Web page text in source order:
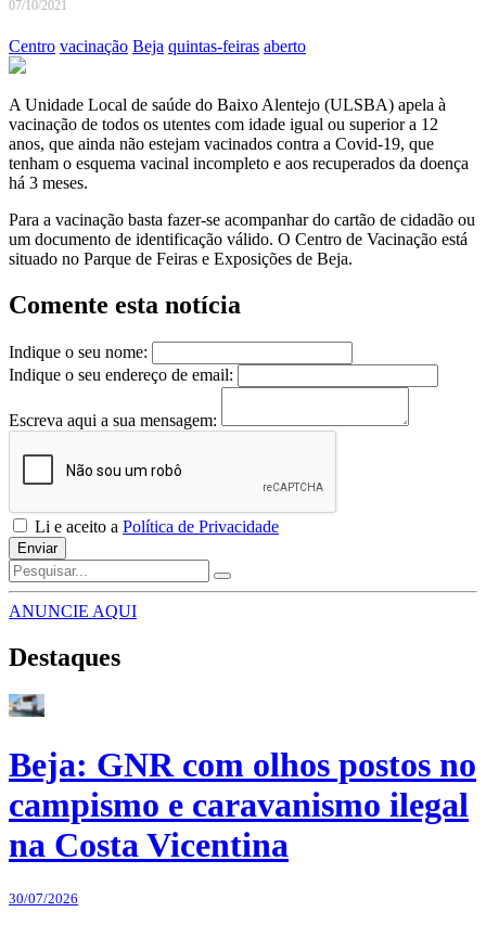
07/10/2021
Centro vacinação Beja quintas-feiras aberto
A Unidade Local de saúde do Baixo Alentejo (ULSBA) apela à
vacinação de todos os utentes com idade igual ou superior a 12
anos, que ainda não estejam vacinados contra a Covid-19, que
tenham o esquema vacinal incompleto e aos recuperados da doença
há 3 meses.
Para a vacinação basta fazer-se acompanhar do cartão de cidadão ou
um documento de identificação válido. O Centro de Vacinação está
situado no Parque de Feiras e Exposições de Beja.
Comente esta notícia
Indique o seu nome:
Indique o seu endereço de email:
Escreva aqui a sua mensagem:
Li e aceito a Política de Privacidade
Enviar
ANUNCIE AQUI
Destaques
Beja: GNR com olhos postos no
campismo e caravanismo ilegal
na Costa Vicentina
30/07/2026